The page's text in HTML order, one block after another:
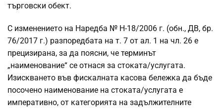
търговски обект.
С изменението на Наредба № Н-18/2006 г. (обн., ДВ, бр.
76/2017 г.) разпоредбата на т. 7 от ал. 1 на чл. 26 е
прецизирана, за да поясни, че терминът
„наименование“ се отнася за стоката/услугата.
Изискването във фискалната касова бележка да бъде
посочено наименование на стоката/услугата е
императивно, от категорията на задължителните